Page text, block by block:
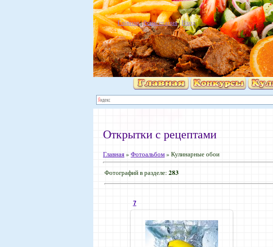
Главная|Регистрация|Вход
Открытки с рецептами
Главная» Фотоальбом» Кулинарные обои
Фотографий в разделе: 283
7
07.11.09